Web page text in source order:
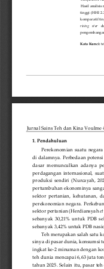
Hasil analisis
tinggi (HHI
komparatif
rising   star
Kata Kunci:
Jurnal Sains Teh dan Kina Voulme
1. Pendahuluan
Perekonomian  suatu
di dalamnya. Perbedaan
dasar  memunculkan  adanya
perdagangan  internasional,
produksi  sendiri  (Nurcayah,
pertumbuhan ekonominya
sektor  pertanian,  kehutanan,
perekonomian  negara.
sektor pertanian (Herdiansyah
sebanyak  30,21%  untuk  PDB
sebanyak 3,42% untuk PDB
Teh merupakan salah satu
sinya di pasar dunia, konsumsi
ingkat ke-2 minuman dengan
teh dunia mencapai 6,63 juta
tahun 2025. Selain itu, pasar